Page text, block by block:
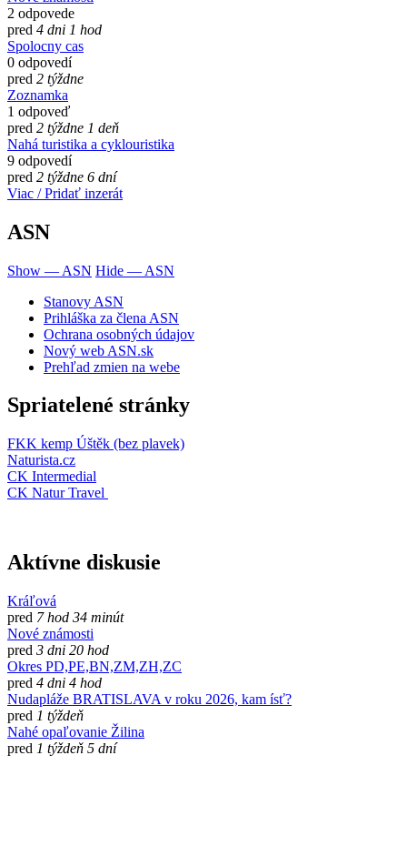
2 odpovede
pred 4 dni 1 hod
Spolocny cas
0 odpovedí
pred 2 týždne
Zoznamka
1 odpoveď
pred 2 týždne 1 deň
Nahá turistika a cyklouristika
9 odpovedí
pred 2 týždne 6 dní
Viac / Pridať inzerát
ASN
Show — ASN Hide — ASN
Stanovy ASN
Prihláška za člena ASN
Ochrana osobných údajov
Nový web ASN.sk
Prehľad zmien na webe
Spriatelené stránky
FKK kemp Úštěk (bez plavek)
Naturista.cz
CK Intermedial
CK Natur Travel
Aktívne diskusie
Kráľová
pred 7 hod 34 minút
Nové známosti
pred 3 dni 20 hod
Okres PD,PE,BN,ZM,ZH,ZC
pred 4 dni 4 hod
Nudapláže BRATISLAVA v roku 2026, kam ísť?
pred 1 týždeň
Nahé opaľovanie Žilina
pred 1 týždeň 5 dní